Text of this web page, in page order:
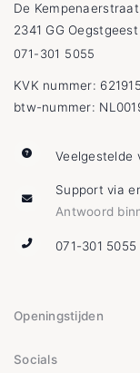
De Kempenaerstraat
2341 GG Oegstgeest
071-301 5055
KVK nummer:
btw-nummer:
Veelgestelde
Support via
Antwoord
071-301 5055
Openingstijden
Socials